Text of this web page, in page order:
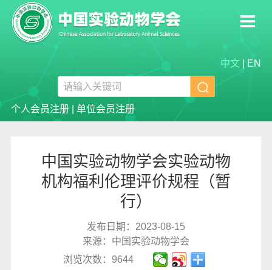
中文 EN

个人会员注册| 单位会员注册
中国实验动物学会实验动物
机构福利伦理评价规程（暂
行）
发布日期：2023-08-15
来源：中国实验动物学会
浏览次数：9644